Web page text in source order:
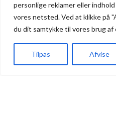
personlige reklamer eller
vores netsted. Ved at klikke på
du dit samtykke til vores brug af
Tilpas Afvise
Mandag - Fredag:
16:00 - 21:00
Lørdag - Søndag:
12:00 - 21:00